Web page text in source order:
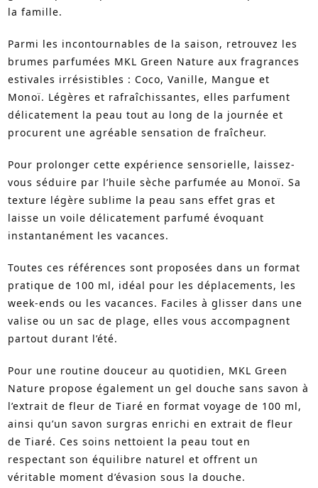
la famille.
Parmi les incontournables de la saison, retrouvez les
brumes parfumées MKL Green Nature aux fragrances
estivales irrésistibles : Coco, Vanille, Mangue et
Monoï. Légères et rafraîchissantes, elles parfument
délicatement la peau tout au long de la journée et
procurent une agréable sensation de fraîcheur.
Pour prolonger cette expérience sensorielle, laissez-
vous séduire par l’huile sèche parfumée au Monoï. Sa
texture légère sublime la peau sans effet gras et
laisse un voile délicatement parfumé évoquant
instantanément les vacances.
Toutes ces références sont proposées dans un format
pratique de 100 ml, idéal pour les déplacements, les
week-ends ou les vacances. Faciles à glisser dans une
valise ou un sac de plage, elles vous accompagnent
partout durant l’été.
Pour une routine douceur au quotidien, MKL Green
Nature propose également un gel douche sans savon à
l’extrait de fleur de Tiaré en format voyage de 100 ml,
ainsi qu’un savon surgras enrichi en extrait de fleur
de Tiaré. Ces soins nettoient la peau tout en
respectant son équilibre naturel et offrent un
véritable moment d’évasion sous la douche.